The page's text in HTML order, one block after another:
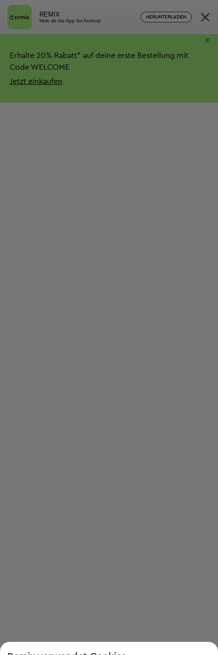
REMIX
Hole dir die App für Android
HERUNTERLADEN ×
Erhalte 20% Rabatt* auf deine erste Bestellung mit
Code WELCOME
Jetzt einkaufen
×